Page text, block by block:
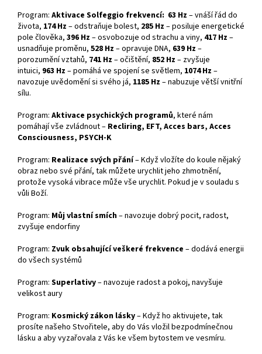
Program: Aktivace Solfeggio frekvencí: 63 Hz – vnáší řád do
života, 174 Hz – odstraňuje bolest, 285 Hz – posiluje energetické
pole člověka, 396 Hz – osvobozuje od strachu a viny, 417 Hz –
usnadňuje proměnu, 528 Hz – opravuje DNA, 639 Hz –
porozumění vztahů, 741 Hz – očištění, 852 Hz – zvyšuje
intuici, 963 Hz – pomáhá ve spojení se světlem, 1074 Hz –
navozuje uvědomění si svého já, 1185 Hz – nabuzuje větší vnitřní
sílu.
Program: Aktivace psychických programů, které nám
pomáhají vše zvládnout – Recliring, EFT, Acces bars, Acces
Consciousness, PSYCH-K
Program: Realizace svých přání– Když vložíte do koule nějaký
obraz nebo své přání, tak můžete urychlit jeho zhmotnění,
protože vysoká vibrace může vše urychlit. Pokud je v souladu s
vůli Boží.
Program: Můj vlastní smích– navozuje dobrý pocit, radost,
zvyšuje endorfiny
Program: Zvuk obsahující veškeré frekvence – dodává energii
do všech systémů
Program: Superlativy– navozuje radost a pokoj, navyšuje
velikost aury
Program: Kosmický zákon lásky– Když ho aktivujete, tak
prosíte našeho Stvořitele, aby do Vás vložil bezpodmínečnou
lásku a aby vyzařovala z Vás ke všem bytostem ve vesmíru.